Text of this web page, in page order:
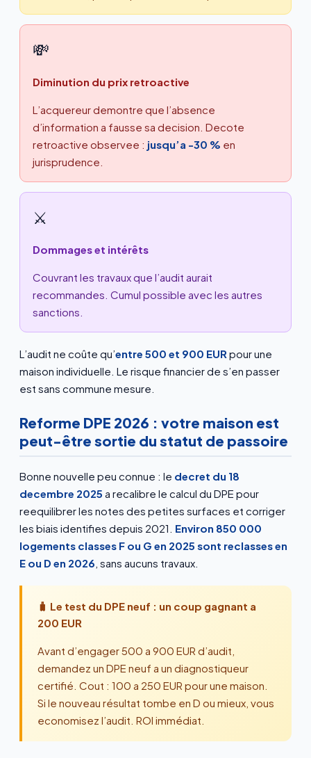
💸
Diminution du prix retroactive
L’acquereur demontre que l’absence
d’information a fausse sa decision. Decote
retroactive observee : jusqu’a -30 % en
jurisprudence.
⚔
Dommages et intérêts
Couvrant les travaux que l’audit aurait
recommandes. Cumul possible avec les autres
sanctions.
L’audit ne coûte qu’entre 500 et 900 EUR pour une
maison individuelle. Le risque financier de s’en passer
est sans commune mesure.
Reforme DPE 2026 : votre maison est
peut-être sortie du statut de passoire
Bonne nouvelle peu connue : le decret du 18
decembre 2025 a recalibre le calcul du DPE pour
reequilibrer les notes des petites surfaces et corriger
les biais identifies depuis 2021. Environ 850 000
logements classes F ou G en 2025 sont reclasses en
E ou D en 2026 , sans aucuns travaux.
🧳 Le test du DPE neuf : un coup gagnant a
200 EUR
Avant d’engager 500 a 900 EUR d’audit,
demandez un DPE neuf a un diagnostiqueur
certifié. Cout : 100 a 250 EUR pour une maison.
Si le nouveau résultat tombe en D ou mieux, vous
economisez l’audit. ROI immédiat.